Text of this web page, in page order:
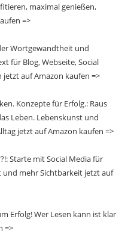
maximal genießen,
=>
Wortgewandtheit und
für Blog, Webseite, Social
jetzt auf Amazon kaufen =>
Konzepte für Erfolg.: Raus
Leben. Lebenskunst und
jetzt auf Amazon kaufen =>
Starte mit Social Media für
mehr Sichtbarkeit jetzt auf
Erfolg! Wer Lesen kann ist klar
=>